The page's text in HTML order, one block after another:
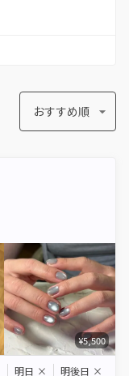
おすすめ順
¥5,500
明日 × 明後日 ×